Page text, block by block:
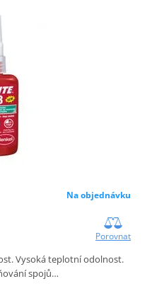
Na objednávku
Porovnat
Vysoká teplotní odolnost.
spojů…